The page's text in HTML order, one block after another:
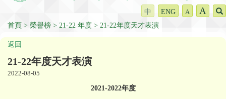
中 ENG A A
首頁 榮譽榜 21-22 年度 21-22年度天才表演
返回
21-22年度天才表演
2022-08-05
2021-2022年度